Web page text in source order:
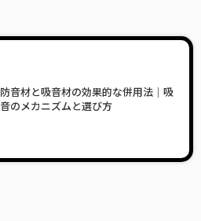
防音材と吸音材の効果的な併用法｜吸
音のメカニズムと選び方